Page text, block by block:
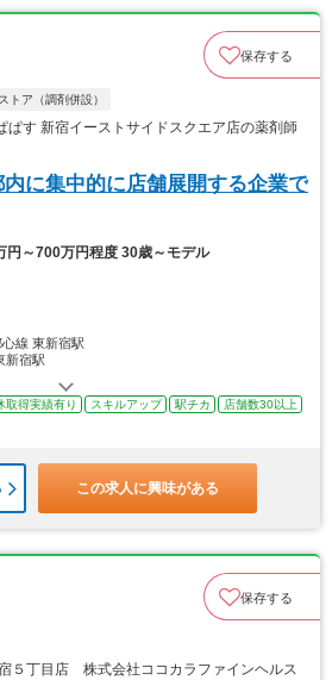
保存する
トア（調剤併設）
す 新宿イーストサイドスクエア店の薬剤師
内に集中的に店舗展開する企業で
円～700万円程度 30歳～モデル
線 東新宿駅
新宿駅
取得実績有り スキルアップ 駅チカ
店舗数30以上
この求人に興味がある
保存する
５丁目店 株式会社ココカラファインヘルス